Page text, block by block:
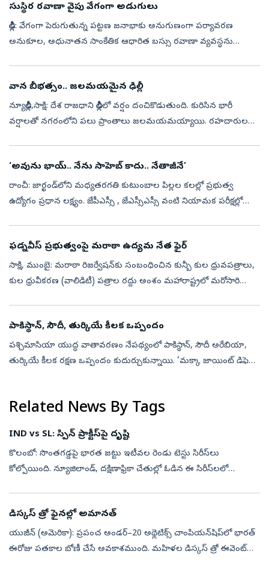
సుస్థిర రవాణా వైపు వేగంగా అడుగులు
ఢిల్లీ: వేగంగా పెరుగుతున్న పట్టణ జనాభాకు అనుగుణంగా పర్యావరణ
అనుకూల, అధునాతన సాంకేతిక ఆధారిత బస్సు రవాణా వ్యవస్థను
వాన బీభత్సం.. జలమయమైన ఢిల్లీ
న్యూఢిల్లీ,సాక్షి: దేశ రాజధాని ఢిల్లీలో వర్షం దంచికొడుతుంది. కురిసిన భారీ
వర్షాలతో నగరంలోని పలు ప్రాంతాలు జలమయమయ్యాయి. రహదారులపై
‘అవును భాయ్.. నేను సాహెబ్ కాదు.. నేతాజీనే’
రాంచీ: జార్ఖండ్‌లోని మధ్యతరగతి కుటుంబాల పిల్లల కలల్లో ప్రభుత్వ
ఉద్యోగం ప్రధాన లక్ష్యం. జేపీఎస్సీ , జేఎస్సీఎస్సీ వంటి నియామక పరీక్షల్లో
ఫడ్నవీస్ ప్ర‌భుత్వంపై మరాఠా ఉద్యమ నేత ఫైర్‌
సాక్షి, ముంబై: మరాఠా రిజర్వేషన్‌కు సంబంధించిన కున్బీ కుల ధ్రువపత్రాలు,
కుల ధ్రువీకరణ (వాలిడిటీ) పత్రాల రద్దు అంశం మహారాష్ట్రలో మరోసారి
పాకిస్థాన్‌, సౌదీ, తుర్కియే కీలక ఒప్పందం
పశ్చిమాసియా యుద్ధ వాతావరణం నేపథ్యంలో పాకిస్థాన్, సౌదీ అరేబియా,
తుర్కియే కీలక రక్షణ ఒప్పందం కుదుర్చుకున్నాయి. ‘మక్కా జాయింట్‌ డిఫెన్స్‌
Related News By Tags
IND vs SL: స్పిన్‌ ప్రాక్టీస్‌పై దృష్టి
కొలంబో: సొంతగడ్డపై భారత జట్టు ఇటీవల రెండు టెస్టు సిరీస్‌లు
కోల్పోయింది. న్యూజిలాండ్, దక్షిణాఫ్రికా చేతుల్లో ఓడిన ఈ సిరీస్‌లలో
డిస్కస్‌ త్రో ఫైనల్లో అమానత్‌
యుజీన్‌ (అమెరికా): ప్రపంచ అండర్‌–20 అథ్లెటిక్స్‌ చాంపియన్‌షిప్‌లో భారత్‌
ఈరోజు పతకాల బోణీ చేసే అవకాశముంది. మహిళల డిస్కస్‌ త్రో ఈవెంట్‌లో